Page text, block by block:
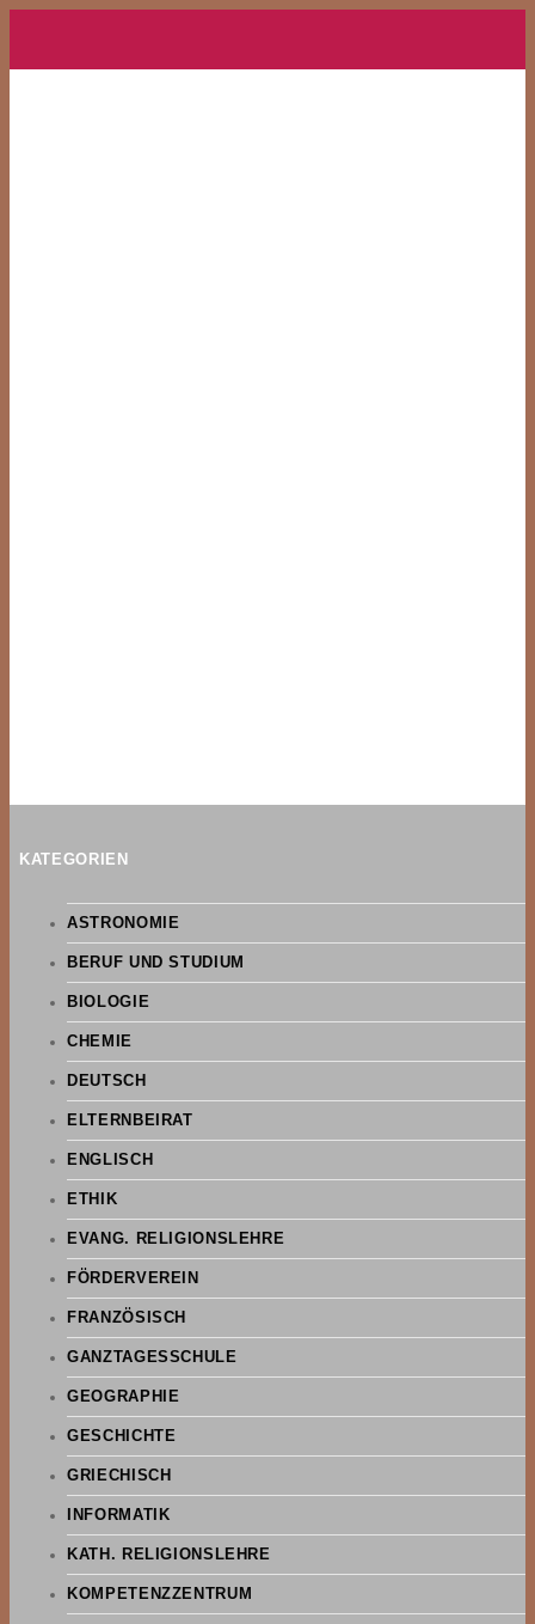
KATEGORIEN
ASTRONOMIE
BERUF UND STUDIUM
BIOLOGIE
CHEMIE
DEUTSCH
ELTERNBEIRAT
ENGLISCH
ETHIK
EVANG. RELIGIONSLEHRE
FÖRDERVEREIN
FRANZÖSISCH
GANZTAGESSCHULE
GEOGRAPHIE
GESCHICHTE
GRIECHISCH
INFORMATIK
KATH. RELIGIONSLEHRE
KOMPETENZZENTRUM